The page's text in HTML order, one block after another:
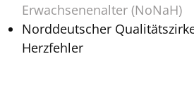
Erwachsenenalter (NoNaH)
Norddeutscher
Herzfehler